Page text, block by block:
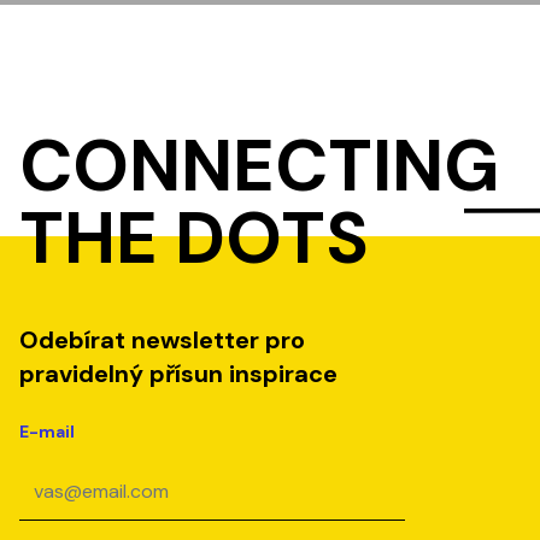
CONNECTING
THE DOTS
Odebírat newsletter pro
pravidelný přísun inspirace
E-mail